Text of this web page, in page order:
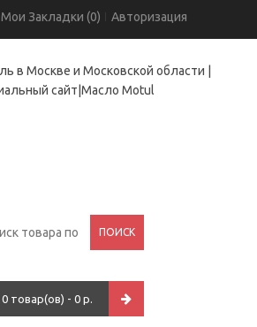
Мои Закладки (0) Авторизация
ПОИСК
0 товар(ов) - 0 р.